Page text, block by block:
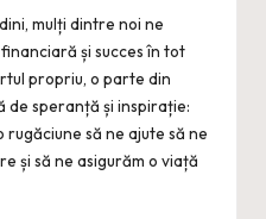
mulți dintre noi ne
și succes în tot
propriu, o parte din
de speranță și inspirație:
să ne ajute să ne
și să ne asigurăm o viață